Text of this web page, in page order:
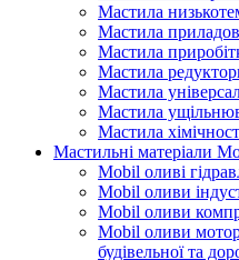
Мастила
Мастила
Мастила
Мастила
Мастила
Мастила
Мастила
Мастильні матеріали
Mobil оливі
Mobil оливи
Mobil оливи
Mobil оливи
будівельної та